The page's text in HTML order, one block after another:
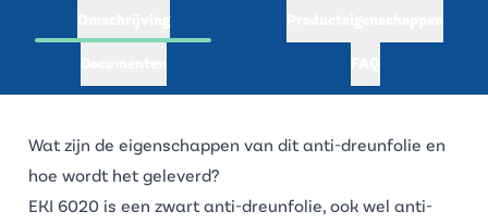
Wat zijn de eigenschappen van dit anti-dreunfolie en
hoe wordt het geleverd?
EKI 6020 is een zwart anti-dreunfolie, ook wel anti-